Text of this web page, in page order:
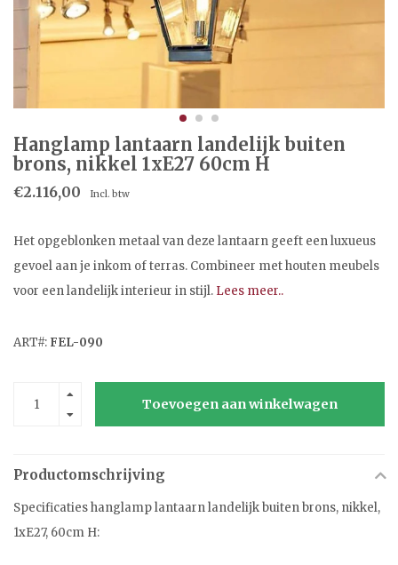
Hanglamp lantaarn landelijk buiten
brons, nikkel 1xE27 60cm H
€2.116,00 Incl. btw
Het opgeblonken metaal van deze lantaarn geeft een luxueus
gevoel aan je inkom of terras. Combineer met houten meubels
voor een landelijk interieur in stijl. Lees meer..
ART#: FEL-090
Toevoegen aan winkelwagen
Productomschrijving
Specificaties hanglamp lantaarn landelijk buiten brons, nikkel,
1xE27, 60cm H: